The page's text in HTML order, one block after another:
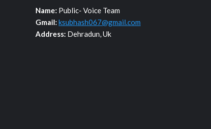
Name: Public- Voice Team
Gmail: ksubhash067@gmail.com
Address: Dehradun, Uk